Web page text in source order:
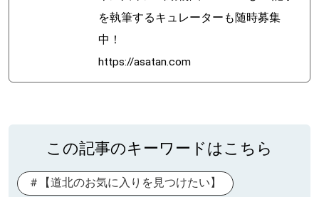
を執筆するキュレーターも随時募集
中！
https://asatan.com
この記事のキーワードはこちら
【道北のお気に入りを見つけたい】